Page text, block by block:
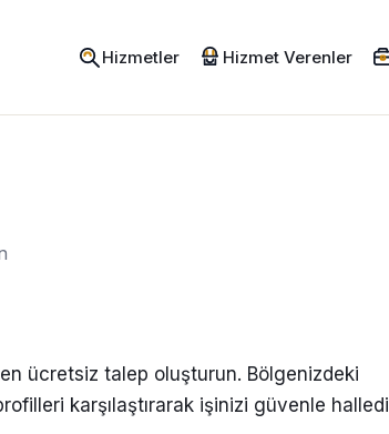
Hizmetler Hizmet Verenler
ücretsiz talep oluşturun. Bölgenizdeki
karşılaştırarak işinizi güvenle